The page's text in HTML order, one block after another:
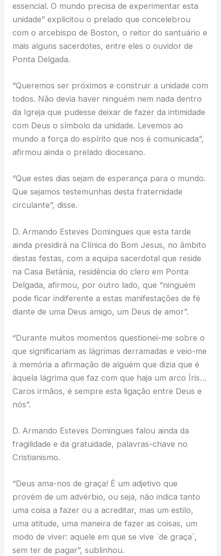
essencial. O mundo precisa de experimentar esta
unidade” explicitou o prelado que concelebrou
com o arcebispo de Boston, o reitor do santuário e
mais alguns sacerdotes, entre eles o ouvidor de
Ponta Delgada.
“Queremos ser próximos e construir a unidade com
todos. Não devia haver ninguém nem nada dentro
da Igreja que pudesse deixar de fazer da intimidade
com Deus o símbolo da unidade. Levemos ao
mundo a força do espírito que nos é comunicada”,
afirmou ainda o prelado diocesano.
“Que estes dias sejam de esperança para o mundo.
Que sejamos testemunhas desta fraternidade
circulante”, disse.
D. Armando Esteves Domingues que esta tarde
ainda presidirá na Clínica do Bom Jesus, no âmbito
destas festas, com a equipa sacerdotal que reside
na Casa Betânia, residência do clero em Ponta
Delgada, afirmou, por outro lado, que “ninguém
pode ficar indiferente a estas manifestações de fé
diante de uma Deus amigo, um Deus de amor”.
“Durante muitos momentos questionei-me sobre o
que significariam as lágrimas derramadas e veio-me
à memória a afirmação de alguém que dizia que é
àquela lágrima que faz com que haja um arco Íris…
Caros irmãos, é sempre esta ligação entre Deus e
nós”.
D. Armando Esteves Domingues falou ainda da
fragilidade e da gratuidade, palavras-chave no
Cristianismo.
“Deus ama-nos de graça! É um adjetivo que
provém de um advérbio, ou seja, não indica tanto
uma coisa a fazer ou a acreditar, mas um estilo,
uma atitude, uma maneira de fazer as coisas, um
modo de viver: aquele em que se vive `de graça´,
sem ter de pagar”, sublinhou.